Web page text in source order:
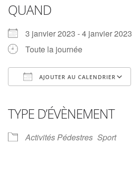
QUAND
3 janvier 2023 - 4 janvier 2023
Toute la journée
AJOUTER AU CALENDRIER
TYPE D’ÉVÈNEMENT
Activités Pédestres Sport